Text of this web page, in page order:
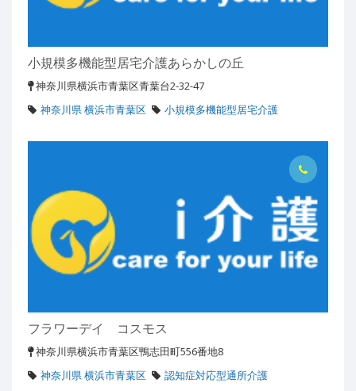
小規模多機能型居宅介護あらかしの丘
神奈川県横浜市青葉区青葉台2-32-47
神奈川県 横浜市青葉区
小規模多機能型居宅介護
フラワーデイ コスモス
神奈川県横浜市青葉区鴨志田町556番地8
神奈川県 横浜市青葉区
認知症対応型通所介護